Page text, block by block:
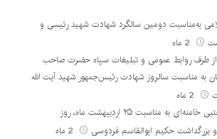
به‌مناسبت دومین سالگرد شهادت شهید رئیسی و
از طرف روابط عمومی و تبلیغات سپاه حضرت صاحب
به مناسبت سالروز شهادت رئیس‌جمهور شهید آیت الله
پیام آیت الله سیّدمجتبی خامنه‌ای به مناسبت ۲۵ اردیبهشت ماه، روز
بزرگداشت حکیم ابوالقاسم فردوسی